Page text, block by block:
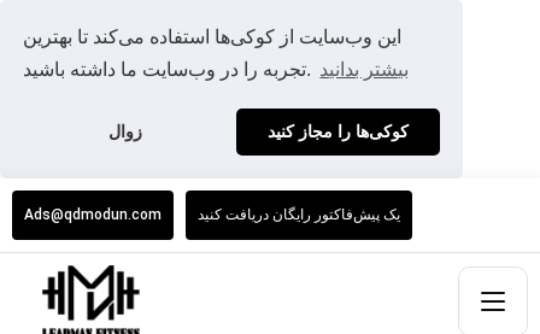
این وب‌سایت از کوکی‌ها استفاده می‌کند تا بهترین
تجربه را در وب‌سایت ما داشته باشید. بیشتر بدانید
زوال کوکی‌ها را مجاز کنید
Ads@qdmodun.com یک پیش‌فاکتور رایگان دریافت کنید